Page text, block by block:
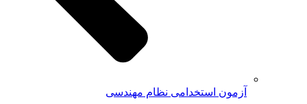
آزمون استخدامی نظام مهندسی